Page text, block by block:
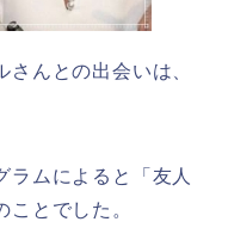
んとの出会いは、
ラムによると「友人
とでした。